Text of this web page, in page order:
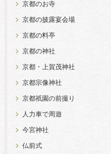
京都のお寺
京都の披露宴会場
京都の料亭
京都の神社
京都・上賀茂神社
京都宗像神社
京都祇園の前撮り
人力車で周遊
今宮神社
仏前式